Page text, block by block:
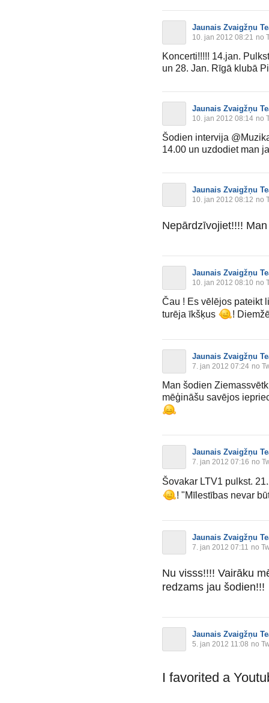
Jaunais Zvaigžņu
10. jan 2012 08:21 no
Koncerti!!!!! 14.jan.
un 28. Jan. Rīgā klubā
Jaunais Zvaigžņu
10. jan 2012 08:14 no
Šodien intervija
14.00 un uzdodiet man
Jaunais Zvaigžņu
10. jan 2012 08:12 no
Nepārdzīvojiet!!!!
Jaunais Zvaigžņu
10. jan 2012 08:10 no
Čau ! Es vēlējos pateikt
turēja īkšķus
!
Jaunais Zvaigžņu
7. jan 2012 07:24 no
Man šodien
mēģināšu savējos
Jaunais Zvaigžņu
7. jan 2012 07:16 no
Šovakar LTV1 pulkst.
! "Mīlestības nevar
Jaunais Zvaigžņu
7. jan 2012 07:11 no
Nu visss!!!! Vairāku
redzams jau šodien!!!
Jaunais Zvaigžņu
5. jan 2012 11:08 no
I favorited a